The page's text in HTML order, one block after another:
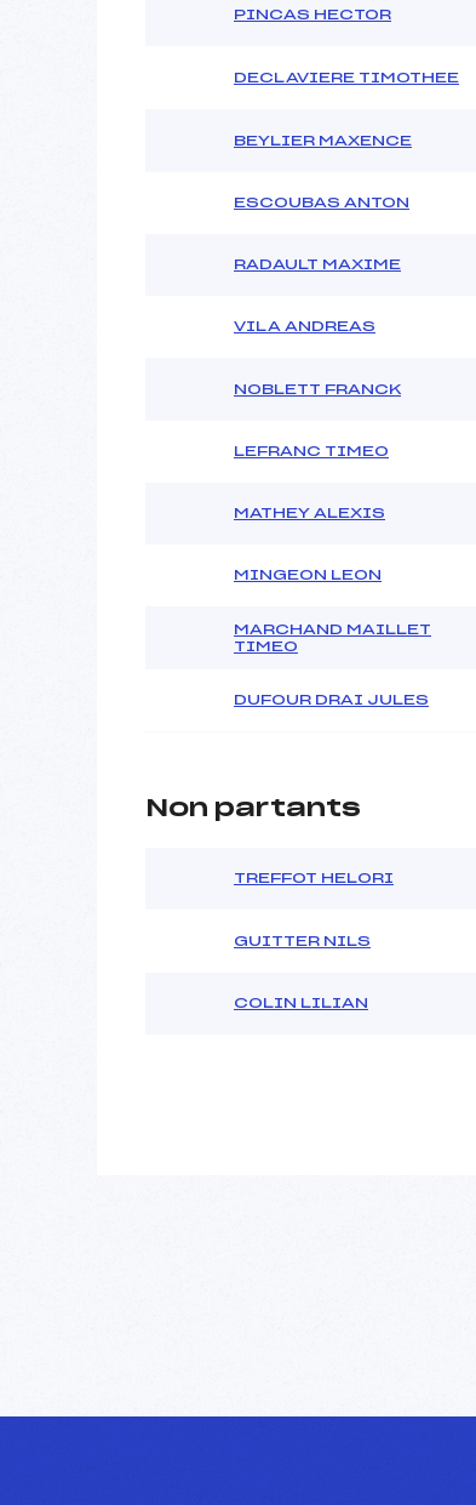
PINCAS HECTOR
DECLAVIERE TIMOTHEE
BEYLIER MAXENCE
ESCOUBAS ANTON
RADAULT MAXIME
VILA ANDREAS
NOBLETT FRANCK
LEFRANC TIMEO
MATHEY ALEXIS
MINGEON LEON
MARCHAND MAILLET
TIMEO
DUFOUR DRAI JULES
Non partants
TREFFOT HELORI
GUITTER NILS
COLIN LILIAN